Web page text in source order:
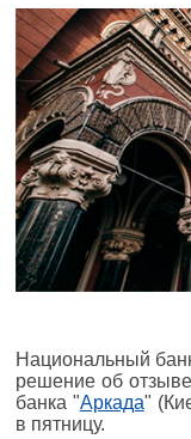
Национальный
решение об
банка "Аркада"
в пятницу.